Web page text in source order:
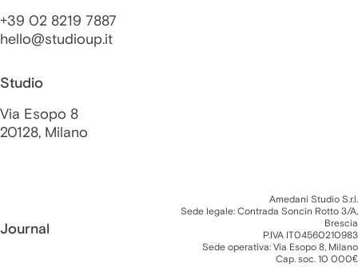
+39 02 8219 7887
hello@studioup.it
Studio
Via Esopo 8
20128, Milano
Journal
Amedani Studio S.r.l.
Sede legale: Contrada Soncin Rotto 3/A,
Brescia
P.IVA IT04560210983
Sede operativa: Via Esopo 8, Milano
Cap. soc. 10 000€